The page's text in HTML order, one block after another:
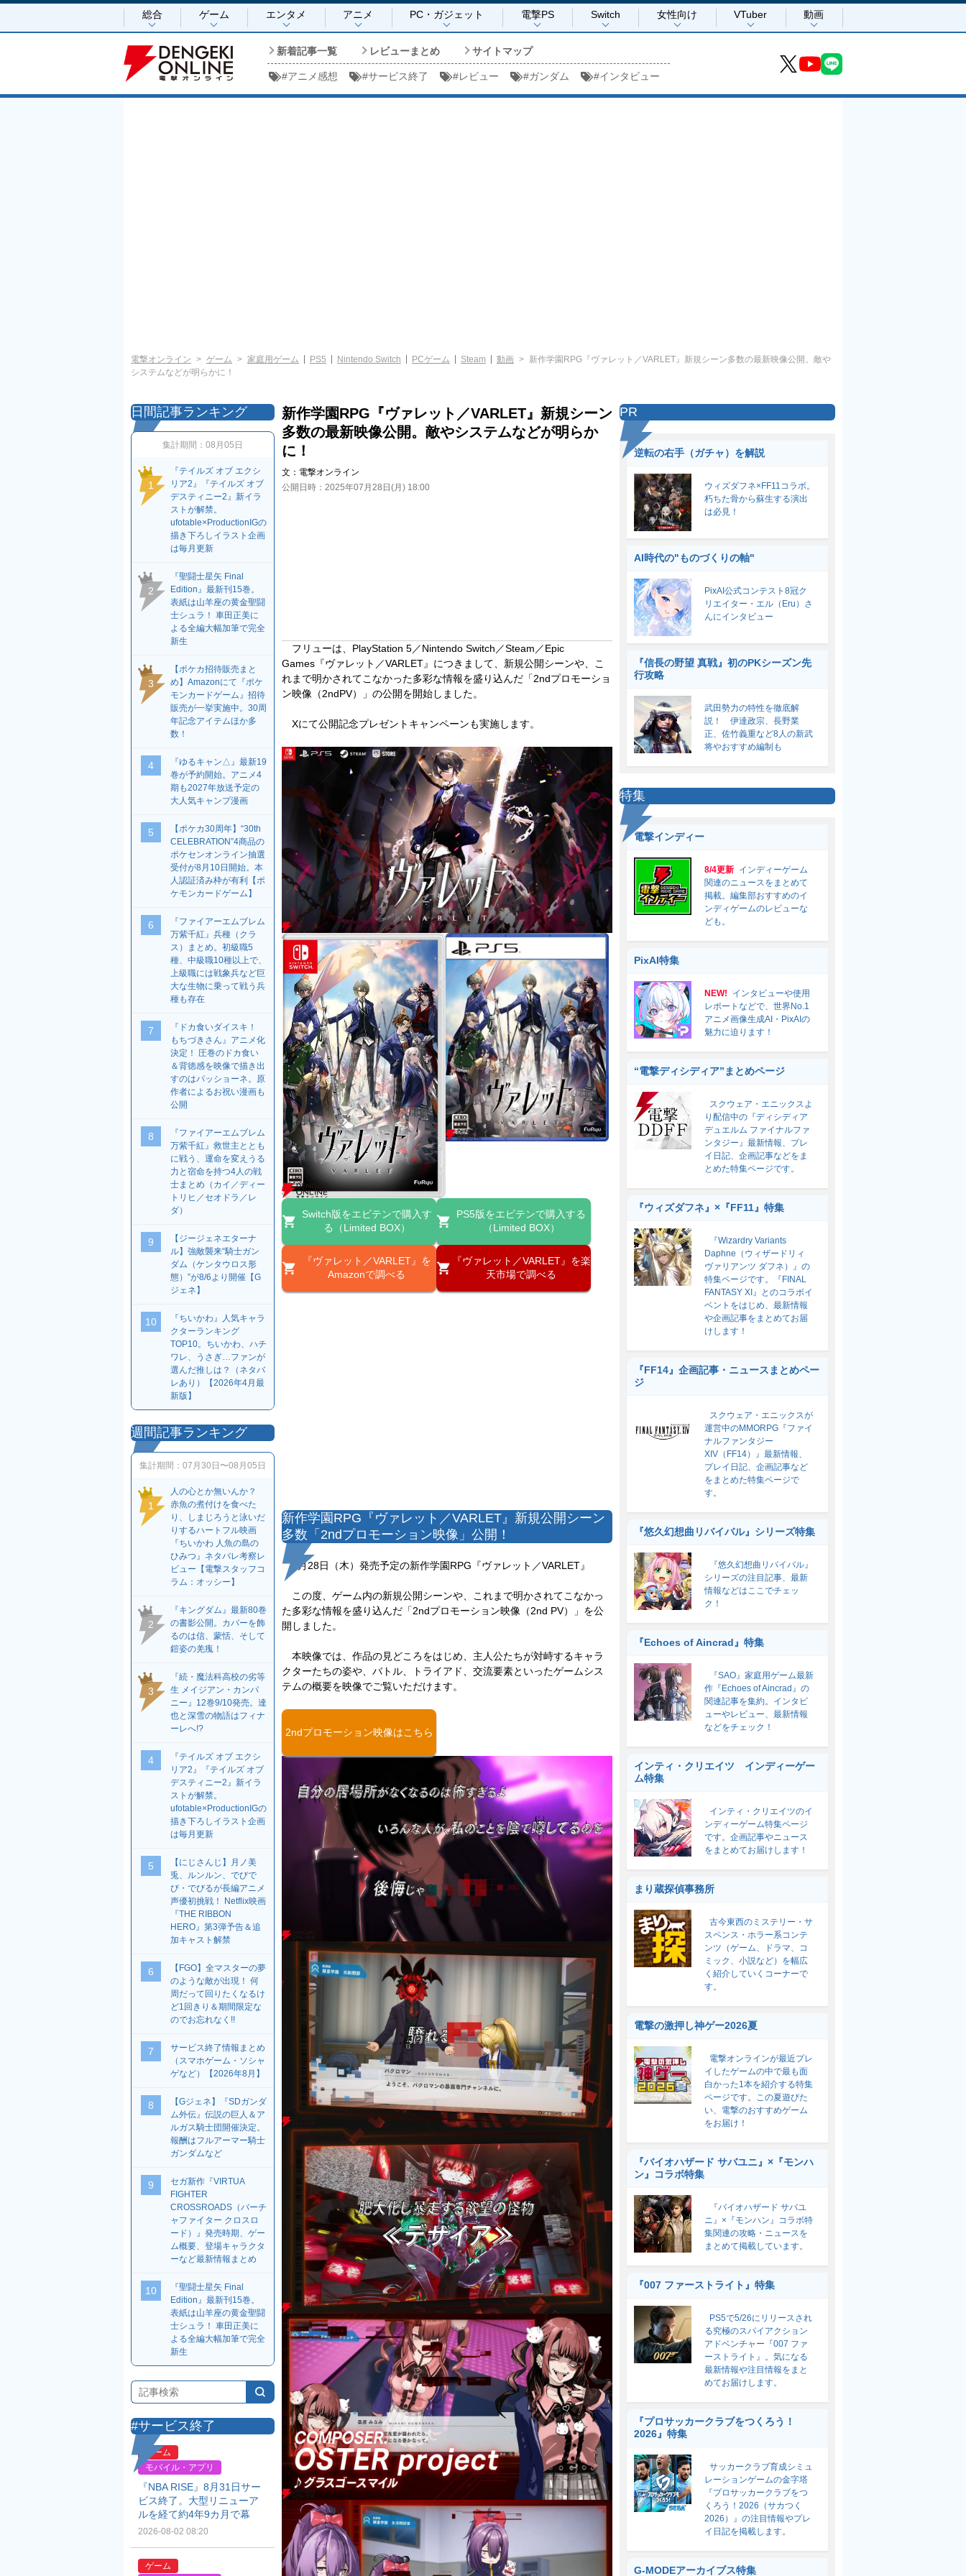
総合 ゲーム エンタメ アニメ PC・ガジェット 電撃PS Switch 女性向け VTuber 動画
新着記事一覧 レビューまとめ サイトマップ
#アニメ感想 #サービス終了 #レビュー #ガンダム #インタビュー
電撃オンライン ゲーム 家庭用ゲーム PS5 Nintendo Switch PCゲーム Steam 動画
新作学園RPG『ヴァレット／VARLET』新規シーン多数の最新映像公開。敵や
システムなどが明らかに！
新作学園RPG『ヴァレット／VARLET』新規シーン
多数の最新映像公開。敵やシステムなどが明らか
に！
文： 電撃オンライン
公開日時： 2025年07月28日(月) 18:00
フリューは、PlayStation 5／Nintendo Switch／Steam／Epic
Games『ヴァレット／VARLET』につきまして、新規公開シーンや、こ
れまで明かされてこなかった多彩な情報を盛り込んだ「2ndプロモーショ
ン映像（2ndPV）」の公開を開始しました。
Xにて公開記念プレゼントキャンペーンも実施します。
Switch版をエビテンで購入す
る（Limited BOX）
PS5版をエビテンで購入する
（Limited BOX）
『ヴァレット／VARLET』を
Amazonで調べる
『ヴァレット／VARLET』を楽
天市場で調べる
新作学園RPG『ヴァレット／VARLET』新規公開シーン
多数「2ndプロモーション映像」公開！
8月28日（木）発売予定の新作学園RPG『ヴァレット／VARLET』
この度、ゲーム内の新規公開シーンや、これまで明かされてこなかっ
た多彩な情報を盛り込んだ「2ndプロモーション映像（2nd PV）」を公
開しました。
本映像では、作品の見どころをはじめ、主人公たちが対峙するキャラ
クターたちの姿や、バトル、トライアド、交流要素といったゲームシス
テムの概要を映像でご覧いただけます。
2ndプロモーション映像はこちら
日間記事ランキング
集計期間： 08月05日
1
『テイルズ オブ エクシ
リア2』『テイルズ オブ
デスティニー2』新イラ
ストが解禁。
ufotable×ProductionIGの
描き下ろしイラスト企画
は毎月更新
2
『聖闘士星矢 Final
Edition』最新刊15巻。
表紙は山羊座の黄金聖闘
士シュラ！ 車田正美に
よる全編大幅加筆で完全
新生
3
【ポケカ招待販売まと
め】Amazonにて『ポケ
モンカードゲーム』招待
販売が一挙実施中。30周
年記念アイテムほか多
数！
4
『ゆるキャン△』最新19
巻が予約開始。アニメ4
期も2027年放送予定の
大人気キャンプ漫画
5
【ポケカ30周年】“30th
CELEBRATION”4商品の
ポケセンオンライン抽選
受付が8月10日開始。本
人認証済み枠が有利【ポ
ケモンカードゲーム】
6
『ファイアーエムブレム
万紫千紅』兵種（クラ
ス）まとめ。初級職5
種、中級職10種以上で、
上級職には戦象兵など巨
大な生物に乗って戦う兵
種も存在
7
『ドカ食いダイスキ！
もちづきさん』アニメ化
決定！ 圧巻のドカ食い
＆背徳感を映像で描き出
すのはパッショーネ。原
作者によるお祝い漫画も
公開
8
『ファイアーエムブレム
万紫千紅』救世主ととも
に戦う、運命を変えうる
力と宿命を持つ4人の戦
士まとめ（カイ／ディー
トリヒ／セオドラ／レ
ダ）
9
【ジージェネエターナ
ル】強敵襲来“騎士ガン
ダム（ケンタウロス形
態）”が8/6より開催【G
ジェネ】
10
『ちいかわ』人気キャラ
クターランキング
TOP10。ちいかわ、ハチ
ワレ、うさぎ…ファンが
選んだ推しは？（ネタバ
レあり）【2026年4月最
新版】
週間記事ランキング
集計期間： 07月30日〜08月05日
1
人の心とか無いんか？
赤魚の煮付けを食べた
り、しまじろうと泳いだ
りするハートフル映画
『ちいかわ 人魚の島の
ひみつ』ネタバレ考察レ
ビュー【電撃スタッフコ
ラム：オッシー】
2
『キングダム』最新80巻
の書影公開。カバーを飾
るのは信、蒙恬、そして
鎧姿の羌瘣！
3
『続・魔法科高校の劣等
生 メイジアン・カンパ
ニー』12巻9/10発売。達
也と深雪の物語はフィナ
ーレへ!?
4
『テイルズ オブ エクシ
リア2』『テイルズ オブ
デスティニー2』新イラ
ストが解禁。
ufotable×ProductionIGの
描き下ろしイラスト企画
は毎月更新
5
【にじさんじ】月ノ美
兎、ルンルン、でびで
び・でびるが長編アニメ
声優初挑戦！ Netflix映画
『THE RIBBON
HERO』第3弾予告＆追
加キャスト解禁
6
【FGO】全マスターの夢
のような敵が出現！ 何
周だって回りたくなるけ
ど1回きり＆期間限定な
のでお忘れなく!!
7
サービス終了情報まとめ
（スマホゲーム・ソシャ
ゲなど）【2026年8月】
8
【Gジェネ】『SDガンダ
ム外伝』伝説の巨人＆ア
ルガス騎士団開催決定。
報酬はフルアーマー騎士
ガンダムなど
9
セガ新作『VIRTUA
FIGHTER
CROSSROADS（バーチ
ャファイター クロスロ
ード）』発売時期、ゲー
ム概要、登場キャラクタ
ーなど最新情報まとめ
10
『聖闘士星矢 Final
Edition』最新刊15巻。
表紙は山羊座の黄金聖闘
士シュラ！ 車田正美に
よる全編大幅加筆で完全
新生
#サービス終了
ゲーム
モバイル・アプリ
『NBA RISE』8月31日サー
ビス終了。大型リニューア
ルを経て約4年9カ月で幕
2026-08-02 08:20
ゲーム
PR
逆転の右手（ガチャ）を解説
ウィズダフネ×FF11コラボ。
朽ちた骨から蘇生する演出
は必見！
AI時代の"ものづくりの軸"
PixAI公式コンテスト8冠ク
リエイター・エル（Eru）さ
んにインタビュー
『信長の野望 真戦』初のPKシーズン先
行攻略
武田勢力の特性を徹底解
説！ 伊達政宗、長野業
正、佐竹義重など8人の新武
将やおすすめ編制も
特集
電撃インディー
8/4更新 インディーゲーム
関連のニュースをまとめて
掲載。編集部おすすめのイ
ンディゲームのレビューな
ども。
PixAI特集
NEW!
インタビューや使用
レポートなどで、世界No.1
アニメ画像生成AI・PixAIの
魅力に迫ります！
“電撃ディシディア”まとめページ
スクウェア・エニックスよ
り配信中の『ディシディア
デュエルム ファイナルファ
ンタジー』最新情報、プレ
イ日記、企画記事などをま
とめた特集ページです。
『ウィズダフネ』×『FF11』特集
『Wizardry Variants
Daphne（ウィザードリィ
ヴァリアンツ ダフネ）』の
特集ページです。『FINAL
FANTASY XI』とのコラボイ
ベントをはじめ、最新情報
や企画記事をまとめてお届
けします！
『FF14』企画記事・ニュースまとめペー
ジ
スクウェア・エニックスが
運営中のMMORPG『ファイ
ナルファンタジー
XIV（FF14）』最新情報、
プレイ日記、企画記事など
をまとめた特集ページで
す。
『悠久幻想曲リバイバル』シリーズ特集
『悠久幻想曲リバイバル』
シリーズの注目記事、最新
情報などはここでチェッ
ク！
『Echoes of Aincrad』特集
『SAO』家庭用ゲーム最新
作『Echoes of Aincrad』の
関連記事を集約。インタビ
ューやレビュー、最新情報
などをチェック！
インティ・クリエイツ インディーゲー
ム特集
インティ・クリエイツのイ
ンディーゲーム特集ページ
です。企画記事やニュース
をまとめてお届けします！
まり蔵探偵事務所
古今東西のミステリー・サ
スペンス・ホラー系コンテ
ンツ（ゲーム、ドラマ、コ
ミック、小説など）を幅広
く紹介していくコーナーで
す。
電撃の激押し神ゲー2026夏
電撃オンラインが最近プレ
イしたゲームの中で最も面
白かった1本を紹介する特集
ページです。この夏遊びた
い、電撃のおすすめゲーム
をお届け！
『バイオハザード サバユニ』×『モンハ
ン』コラボ特集
『バイオハザード サバユ
ニ』×『モンハン』コラボ特
集関連の攻略・ニュースを
まとめて掲載しています。
『007 ファーストライト』特集
PS5で5/26にリリースされ
る究極のスパイアクション
アドベンチャー『007 ファ
ーストライト』。気になる
最新情報や注目情報をまと
めてお届けします。
『プロサッカークラブをつくろう！
2026』特集
サッカークラブ育成シミュ
レーションゲームの金字塔
『プロサッカークラブをつ
くろう！2026（サカつく
2026）』の注目情報やプレ
イ日記を掲載します。
G-MODEアーカイブス特集